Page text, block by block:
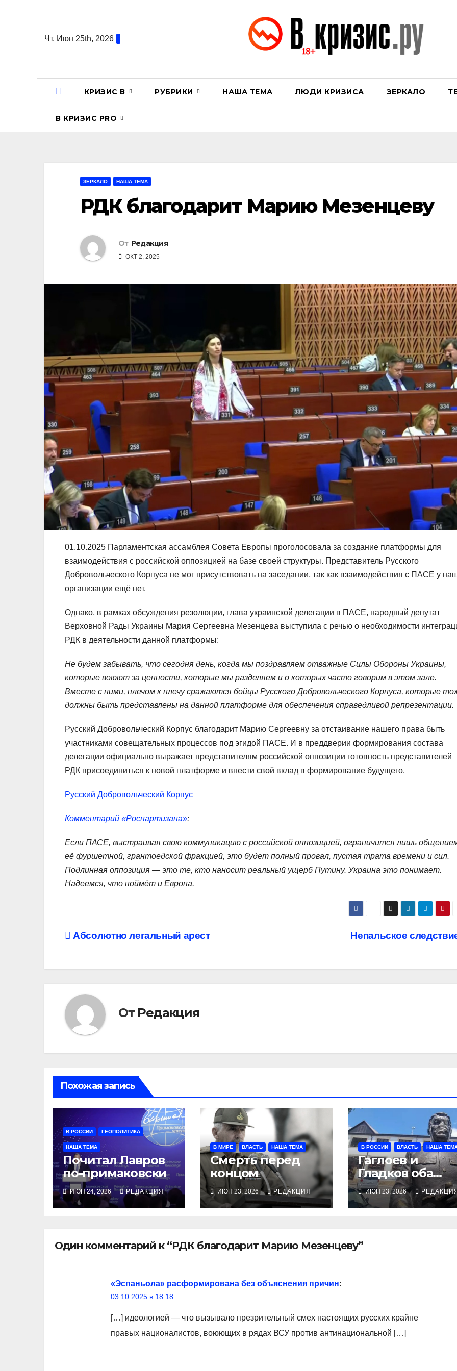
содержаниюЧт. Июн 25th, 2026
КРИЗИС В РУБРИКИ НАША ТЕМА ЛЮДИ КРИЗИСА ЗЕРКАЛО
В КРИЗИС PRO
ЗЕРКАЛО НАША ТЕМА
РДК благодарит Марию Мезенцеву
От Редакция
ОКТ 2, 2025
01.10.2025 Парламентская ассамблея Совета Европы проголосовала за создание платформы для
взаимодействия с российской оппозицией на базе своей структуры. Представитель Русского
Добровольческого Корпуса не мог присутствовать на заседании, так как взаимодействия с ПАСЕ у
организации ещё нет.
Однако, в рамках обсуждения резолюции, глава украинской делегации в ПАСЕ, народный депутат
Верховной Рады Украины Мария Сергеевна Мезенцева выступила с речью о необходимости
РДК в деятельности данной платформы:
Не будем забывать, что сегодня день, когда мы поздравляем отважные Силы Обороны Украины,
которые воюют за ценности, которые мы разделяем и о которых часто говорим в этом зале.
Вместе с ними, плечом к плечу сражаются бойцы Русского Добровольческого Корпуса, которые
должны быть представлены на данной платформе для обеспечения справедливой репрезентации.
Русский Добровольческий Корпус благодарит Марию Сергеевну за отстаивание нашего права быть
участниками совещательных процессов под эгидой ПАСЕ. И в преддверии формирования состава
делегации официально выражает представителям российской оппозиции готовность представителей
РДК присоединиться к новой платформе и внести свой вклад в формирование будущего.
Русский Добровольческий Корпус
Комментарий «Роспартизана»:
Если ПАСЕ, выстраивая свою коммуникацию с российской оппозицией, ограничится лишь
её фуршетной, грантоедской фракцией, это будет полный провал, пустая трата времени и сил.
Подлинная оппозиция — это те, кто наносит реальный ущерб Путину. Украина это понимает.
Надеемся, что поймёт и Европа.
Навигация
Непальское
Абсолютно легальный арест
От Редакция
Похожая запись
В РОССИИ ГЕОПОЛИТИКА
НАША ТЕМА
Почитал Лавров
по-примаковски
ИЮН 24, 2026 РЕДАКЦИЯ
В МИРЕ ВЛАСТЬ НАША ТЕМА
Смерть перед
концом
ИЮН 23, 2026 РЕДАКЦИЯ
В РОССИИ ВЛАСТЬ НАША
Гаглоев и
Гладков оба
мимо молотков
ИЮН 23, 2026
Один комментарий к “РДК благодарит Марию Мезенцеву”
«Эспаньола» расформирована без объяснения причин:
03.10.2025 в 18:18
[…] идеологией — что вызывало презрительный смех настоящих русских крайне
правых националистов, воюющих в рядах ВСУ против антинациональной […]